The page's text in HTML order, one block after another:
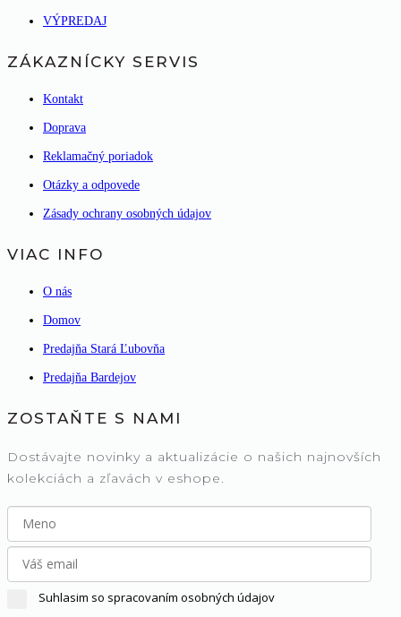
VÝPREDAJ
ZÁKAZNÍCKY SERVIS
Kontakt
Doprava
Reklamačný poriadok
Otázky a odpovede
Zásady ochrany osobných údajov
VIAC INFO
O nás
Domov
Predajňa Stará Ľubovňa
Predajňa Bardejov
ZOSTAŇTE S NAMI
Dostávajte novinky a aktualizácie o našich najnovších
kolekciách a zľavách v eshope.
Suhlasim so spracovaním osobných údajov